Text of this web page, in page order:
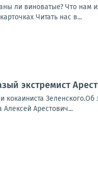
ли виноватые? Что нам
Читать нас в...
экстремист
Арестович...